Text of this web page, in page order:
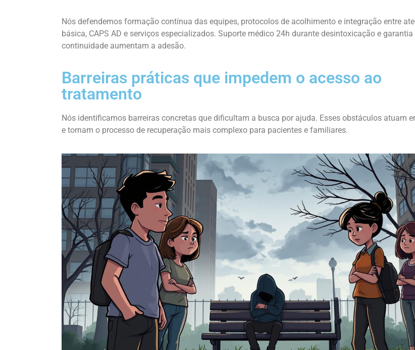
Nós defendemos formação contínua das equipes, protocolos de acolhimento e integração entre
básica, CAPS AD e serviços especializados. Suporte médico 24h durante desintoxicação e garantia
continuidade aumentam a adesão.
Barreiras práticas que impedem o acesso ao
tratamento
Nós identificamos barreiras concretas que dificultam a busca por ajuda. Esses obstáculos atuam
e tornam o processo de recuperação mais complexo para pacientes e familiares.